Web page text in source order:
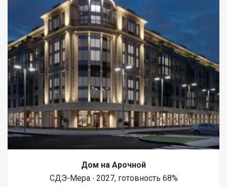
Дом на Арочной
СДЭ-Мера ∙ 2027, готовность 68%